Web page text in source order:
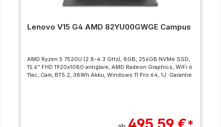
Lenovo V15 G4 AMD 82YU00GWGE Campus
AMD Ryzen 5 7520U (2.8-4.3 GHz), 8GB, 256GB NVMe SSD,
15.6" FHD 1920x1080 antiglare, AMD Radeon Graphics, WiFi 6
11ac, Cam, BT5.2, 38Wh Akku, Windows 11 Pro 64, 1J. Garantie